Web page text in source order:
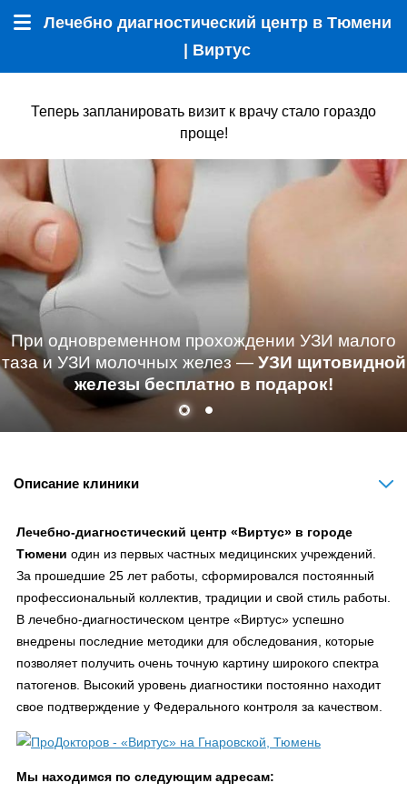
Лечебно диагностический центр в Тюмени
| Виртус
Теперь запланировать визит к врачу стало гораздо
проще!
При одновременном прохождении УЗИ малого
таза и УЗИ молочных желез — УЗИ щитовидной
железы бесплатно в подарок!
Описание клиники
Лечебно-диагностический центр «Виртус» в городе
Тюмени один из первых частных медицинских учреждений.
За прошедшие 25 лет работы, сформировался постоянный
профессиональный коллектив, традиции и свой стиль работы.
В лечебно-диагностическом центре «Виртус» успешно
внедрены последние методики для обследования, которые
позволяет получить очень точную картину широкого спектра
патогенов. Высокий уровень диагностики постоянно находит
свое подтверждение у Федерального контроля за качеством.
Мы находимся по следующим адресам: